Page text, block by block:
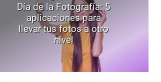
Día de la Fotografía: 5
aplicaciones para
llevar tus fotos a otro
nivel